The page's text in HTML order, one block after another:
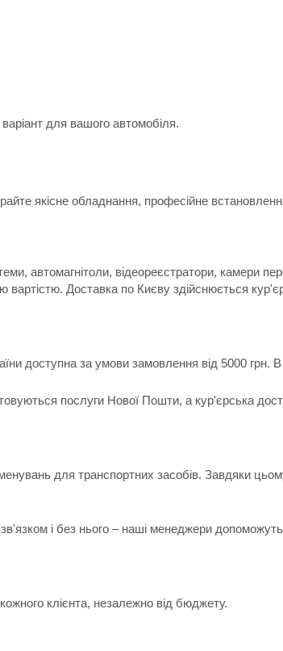
для вашого автомобіля.
якісне обладнання, професійне
автомагнітоли, відеореєстратори, камери
вартістю. Доставка по Києву здійснюється
доступна за умови замовлення від 5000
послуги Нової Пошти, а кур'єрська
для транспортних засобів. Завдяки
і без нього – наші менеджери
клієнта, незалежно від бюджету.